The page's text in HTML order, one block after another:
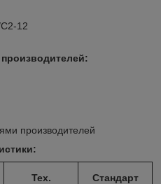
12
производителей
Тех.
Стандарт